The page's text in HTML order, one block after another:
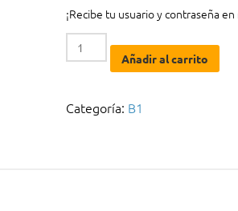
¡Recibe tu usuario y contraseña
HABLA
-
Curso
Añadir al carrito
Categoría: B1